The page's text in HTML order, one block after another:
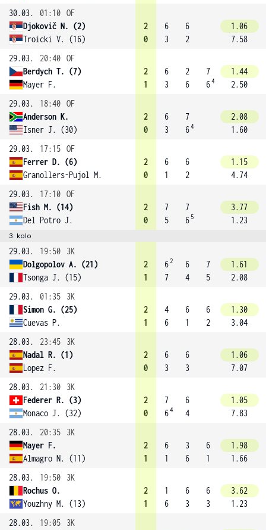
30.03.
01:10 OF
Djokovič N. (2)
Troicki V. (16)
2
0
6
3
6
2
1.06
7.58
29.03.
20:40 OF
Berdych T. (7)
Mayer F.
2
1
6
3
2
6
7
64
1.44
2.50
29.03.
18:40 OF
Anderson K.
Isner J. (30)
2
0
6
3
7
64
2.08
1.60
29.03.
17:15 OF
Ferrer D. (6)
Granollers-Pujol M.
2
0
6
1
6
2
1.15
4.74
29.03.
17:10 OF
Fish M. (14)
Del Potro J.
2
0
7
5
7
6 5
3.77
1.23
3. kolo
29.03. 19:50
3K
Dolgopolov A. (21)
Tsonga J. (15)
2
1
62
7
6
4
7
5
1.61
2.08
29.03.
01:35
3K
Simon G. (25)
Cuevas P.
2
1
4
6
6
1
6
2
1.30
3.04
28.03.
23:45
3K
Nadal R. (1)
Lopez F.
2
0
6
3
6
3
1.06
7.07
28.03.
21:30
3K
Federer R. (3)
Monaco J. (32)
2
0
7
64
6
4
1.05
7.83
28.03.
20:35
3K
Mayer F.
Almagro N. (11)
2
1
6
1
3
6
6
1
1.98
1.66
28.03.
19:50
3K
Rochus O.
Youzhny M. (13)
2
1
1
6
6
3
6
3
3.62
1.23
28.03.
19:05
3K